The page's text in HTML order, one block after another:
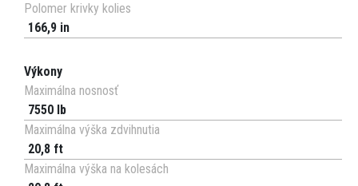
Polomer krivky kolies
166,9 in
Výkony
Maximálna nosnosť
7550 lb
Maximálna výška zdvihnutia
20,8 ft
Maximálna výška na kolesách